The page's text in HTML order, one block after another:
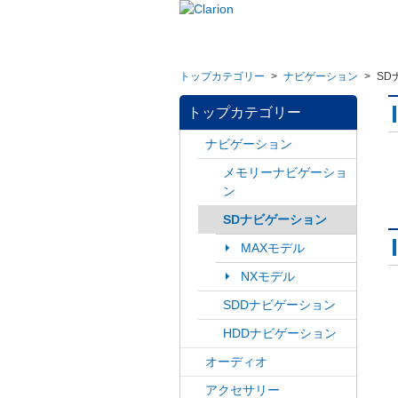
トップカテゴリー > ナビゲーション > SD
トップカテゴリー
ナビゲーション
メモリーナビゲーショ
ン
SDナビゲーション
MAXモデル
NXモデル
SDDナビゲーション
HDDナビゲーション
オーディオ
アクセサリー